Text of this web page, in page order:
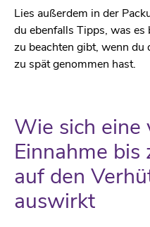
Lies außerdem in der
du ebenfalls Tipps, was
zu beachten gibt, wenn du
zu spät genommen hast.
Wie sich eine
Einnahme
auf den
auswirkt